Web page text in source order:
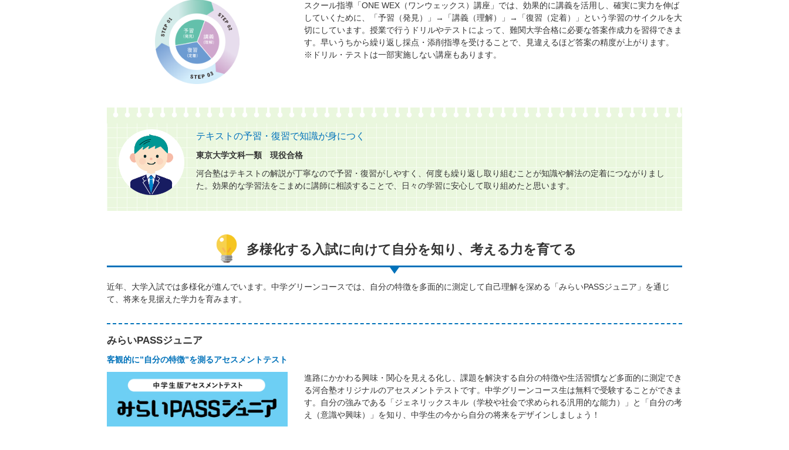
スクール指導「ONE WEX（ワンウェックス）講座」では、効果的に講義を活用し、確実に実力を伸ば
していくために、「予習（発見）」→「講義（理解）」→「復習（定着）」という学習のサイクルを大
切にしています。授業で行うドリルやテストによって、難関大学合格に必要な答案作成力を習得できま
す。早いうちから繰り返し採点・添削指導を受けることで、見違えるほど答案の精度が上がります。
※ドリル・テストは一部実施しない講座もあります。
テキストの予習・復習で知識が身につく
東京大学文科一類 現役合格
河合塾はテキストの解説が丁寧なので予習・復習がしやすく、何度も繰り返し取り組むことが知識や解法の定着につながりまし
た。効果的な学習法をこまめに講師に相談することで、日々の学習に安心して取り組めたと思います。
多様化する入試に向けて自分を知り、考える力を育てる
近年、大学入試では多様化が進んでいます。中学グリーンコースでは、自分の特徴を多面的に測定して自己理解を深める「みらいPASSジュニア」を通じ
て、将来を見据えた学力を育みます。
みらいPASSジュニア
客観的に”自分の特徴”を測るアセスメントテスト
進路にかかわる興味・関心を見える化し、課題を解決する自分の特徴や生活習慣など多面的に測定でき
る河合塾オリジナルのアセスメントテストです。中学グリーンコース生は無料で受験することができま
す。自分の強みである「ジェネリックスキル（学校や社会で求められる汎用的な能力）」と「自分の考
え（意識や興味）」を知り、中学生の今から自分の将来をデザインしましょう！